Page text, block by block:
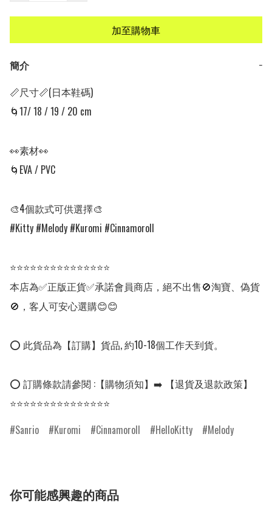
加至購物車
簡介
−
📏尺寸📏(日本鞋碼)
🌀17/ 18 / 19 / 20 cm
👀素材👀
🌀EVA / PVC
🎨4個款式可供選擇🎨
#Kitty #Melody #Kuromi #Cinnamoroll
⭐⭐⭐⭐⭐⭐⭐⭐⭐⭐⭐⭐⭐⭐⭐
本店為✅正版正貨✅承諾會員商店，絕不出售🚫淘寶、偽貨
🚫，客人可安心選購😊😊
⭕ 此貨品為【訂購】貨品, 約10-18個工作天到貨。
⭕ 訂購條款請參閱 :【購物須知】➡️ 【退貨及退款政策】
⭐⭐⭐⭐⭐⭐⭐⭐⭐⭐⭐⭐⭐⭐⭐
Sanrio
Kuromi Cinnamoroll HelloKitty Melody
你可能感興趣的商品